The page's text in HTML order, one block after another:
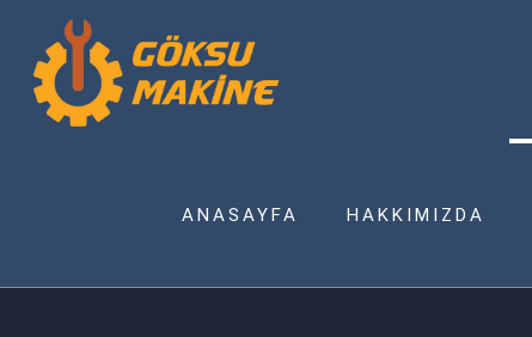
ANASAYFA HAKKIMIZDA